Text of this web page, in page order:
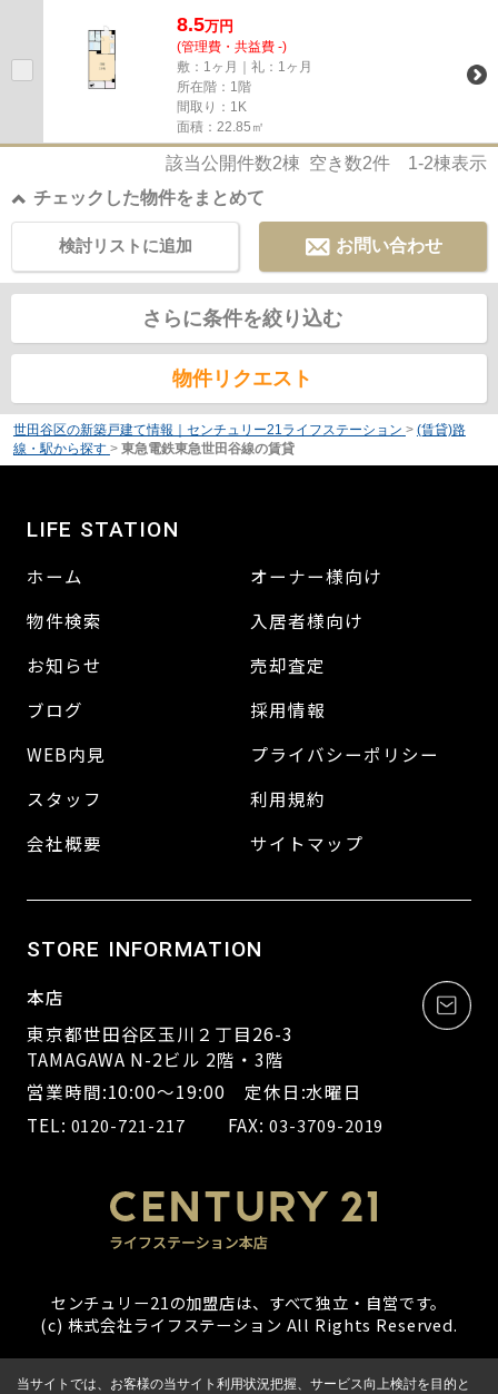
8.5万円
(管理費・共益費 -)
敷：1ヶ月｜礼：1ヶ月
所在階：1階
間取り：1K
面積：22.85㎡
該当公開件数2棟 空き数2件 1-2棟表示
チェックした物件をまとめて
お問い合わせ
検討リストに追加
さらに条件を絞り込む
物件リクエスト
世田谷区の新築戸建て情報｜センチュリー21ライフステーション > (賃貸)路
線・駅から探す > 東急電鉄東急世田谷線の賃貸
LIFE STATION
ホーム
物件検索
お知らせ
ブログ
WEB内見
スタッフ
会社概要
オーナー様向け
入居者様向け
売却査定
採用情報
プライバシーポリシー
利用規約
サイトマップ
STORE INFORMATION
本店
東京都世田谷区玉川２丁目26-3
TAMAGAWA N-2ビル 2階・3階
営業時間:10:00～19:00 定休日:水曜日
TEL: 0120-721-217 FAX:03-3709-2019
センチュリー21の加盟店は、すべて独立・自営です。
(c) 株式会社ライフステーション All Rights Reserved.
当サイトでは、お客様の当サイト利用状況把握、サービス向上検討を目的と